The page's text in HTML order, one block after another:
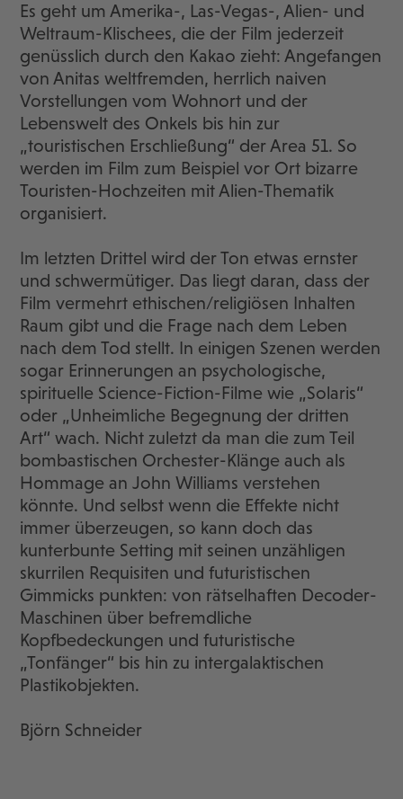
Es geht um Amerika-, Las-Vegas-, Alien- und
Weltraum-Klischees, die der Film jederzeit
genüsslich durch den Kakao zieht: Angefangen
von Anitas weltfremden, herrlich naiven
Vorstellungen vom Wohnort und der
Lebenswelt des Onkels bis hin zur
„touristischen Erschließung“ der Area 51. So
werden im Film zum Beispiel vor Ort bizarre
Touristen-Hochzeiten mit Alien-Thematik
organisiert.
Im letzten Drittel wird der Ton etwas ernster
und schwermütiger. Das liegt daran, dass der
Film vermehrt ethischen/religiösen Inhalten
Raum gibt und die Frage nach dem Leben
nach dem Tod stellt. In einigen Szenen werden
sogar Erinnerungen an psychologische,
spirituelle Science-Fiction-Filme wie „Solaris“
oder „Unheimliche Begegnung der dritten
Art“ wach. Nicht zuletzt da man die zum Teil
bombastischen Orchester-Klänge auch als
Hommage an John Williams verstehen
könnte. Und selbst wenn die Effekte nicht
immer überzeugen, so kann doch das
kunterbunte Setting mit seinen unzähligen
skurrilen Requisiten und futuristischen
Gimmicks punkten: von rätselhaften Decoder-
Maschinen über befremdliche
Kopfbedeckungen und futuristische
„Tonfänger“ bis hin zu intergalaktischen
Plastikobjekten.
Björn Schneider